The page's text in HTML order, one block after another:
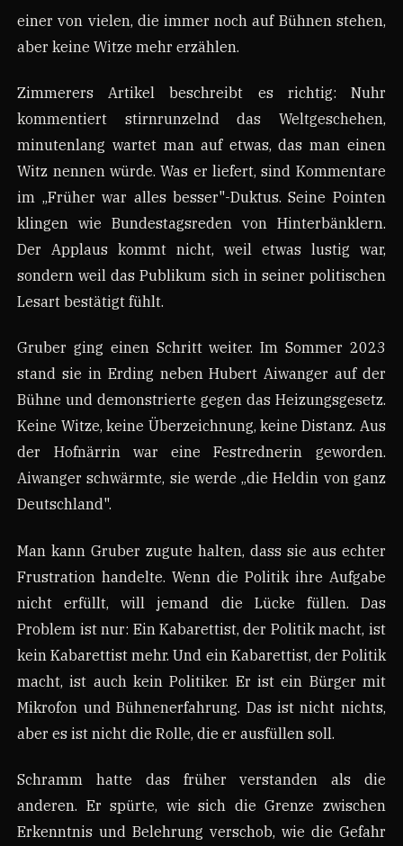
einer von vielen, die immer noch auf Bühnen stehen,
aber keine Witze mehr erzählen.
Zimmerers Artikel beschreibt es richtig: Nuhr
kommentiert stirnrunzelnd das Weltgeschehen,
minutenlang wartet man auf etwas, das man einen
Witz nennen würde. Was er liefert, sind Kommentare
im „Früher war alles besser"-Duktus. Seine Pointen
klingen wie Bundestagsreden von Hinterbänklern.
Der Applaus kommt nicht, weil etwas lustig war,
sondern weil das Publikum sich in seiner politischen
Lesart bestätigt fühlt.
Gruber ging einen Schritt weiter. Im Sommer 2023
stand sie in Erding neben Hubert Aiwanger auf der
Bühne und demonstrierte gegen das Heizungsgesetz.
Keine Witze, keine Überzeichnung, keine Distanz. Aus
der Hofnärrin war eine Festrednerin geworden.
Aiwanger schwärmte, sie werde „die Heldin von ganz
Deutschland".
Man kann Gruber zugute halten, dass sie aus echter
Frustration handelte. Wenn die Politik ihre Aufgabe
nicht erfüllt, will jemand die Lücke füllen. Das
Problem ist nur: Ein Kabarettist, der Politik macht, ist
kein Kabarettist mehr. Und ein Kabarettist, der Politik
macht, ist auch kein Politiker. Er ist ein Bürger mit
Mikrofon und Bühnenerfahrung. Das ist nicht nichts,
aber es ist nicht die Rolle, die er ausfüllen soll.
Schramm hatte das früher verstanden als die
anderen. Er spürte, wie sich die Grenze zwischen
Erkenntnis und Belehrung verschob, wie die Gefahr